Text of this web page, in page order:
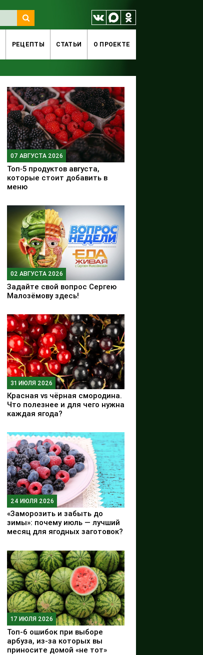
РЕЦЕПТЫ СТАТЬИ O ПРОЕКТЕ
07 АВГУСТА 2026
Топ‑5 продуктов августа,
которые стоит добавить в
меню
02 АВГУСТА 2026
Задайте свой вопрос Сергею
Малозёмову здесь!
31 ИЮЛЯ 2026
Красная vs чёрная смородина.
Что полезнее и для чего нужна
каждая ягода?
24 ИЮЛЯ 2026
«Заморозить и забыть до
зимы»: почему июль — лучший
месяц для ягодных заготовок?
17 ИЮЛЯ 2026
Топ-6 ошибок при выборе
арбуза, из-за которых вы
приносите домой «не тот»